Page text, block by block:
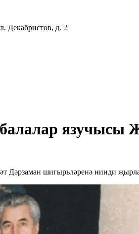
Декабристов, д. 2
балалар
Дәрзаман шигырьләренә нинди